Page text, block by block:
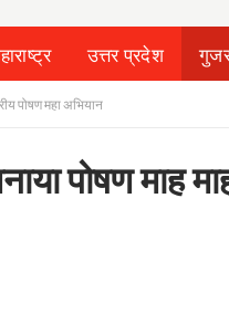
उत्तर प्रदेश
पोषण महा अभियान
पोषण माह